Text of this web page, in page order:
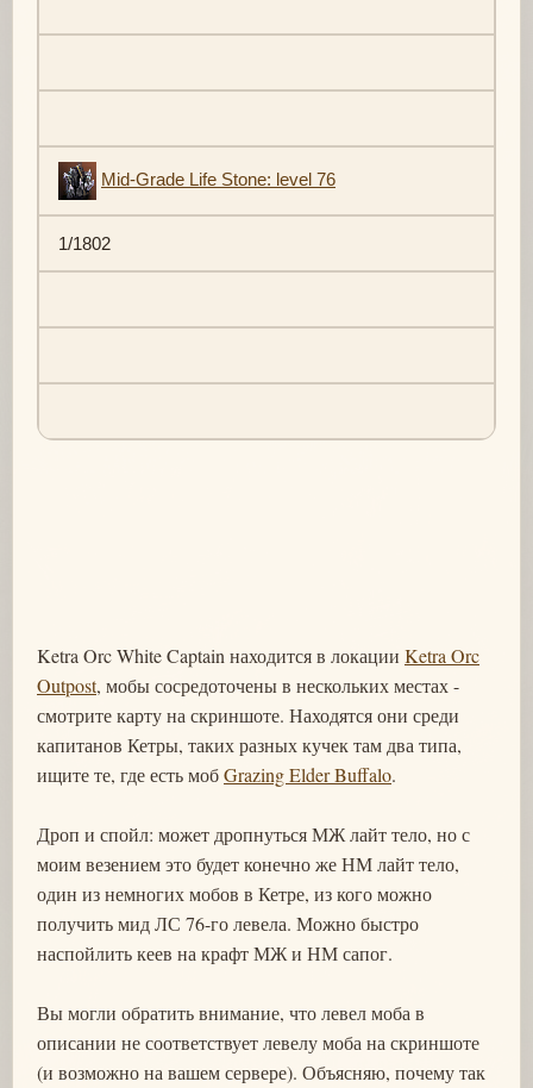
Mid-Grade Life Stone: level 76
1/1802
Ketra Orc White Captain находится в локации Ketra Orc
Outpost, мобы сосредоточены в нескольких местах -
смотрите карту на скриншоте. Находятся они среди
капитанов Кетры, таких разных кучек там два типа,
ищите те, где есть мобGrazing Elder Buffalo.
Дроп и спойл: может дропнуться МЖ лайт тело, но с
моим везением это будет конечно же НМ лайт тело,
один из немногих мобов в Кетре, из кого можно
получить мид ЛС 76-го левела. Можно быстро
наспойлить кеев на крафт МЖ и НМ сапог.
Вы могли обратить внимание, что левел моба в
описании не соответствует левелу моба на скриншоте
(и возможно на вашем сервере). Объясняю, почему так